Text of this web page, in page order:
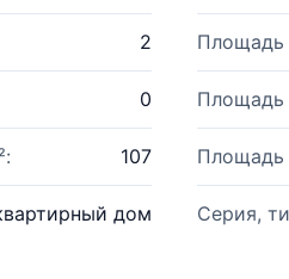
2 Площадь
0 Площадь
107 Площадь
дом Серия,